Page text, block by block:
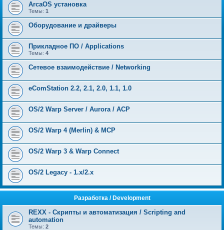
ArcaOS установка
Темы: 1
Оборудование и драйверы
Прикладное ПО / Applications
Темы: 4
Сетевое взаимодействие / Networking
eComStation 2.2, 2.1, 2.0, 1.1, 1.0
OS/2 Warp Server / Aurora / ACP
OS/2 Warp 4 (Merlin) & MCP
OS/2 Warp 3 & Warp Connect
OS/2 Legacy - 1.x/2.x
Разработка / Development
REXX - Скрипты и автоматизация / Scripting and
automation
Темы: 2